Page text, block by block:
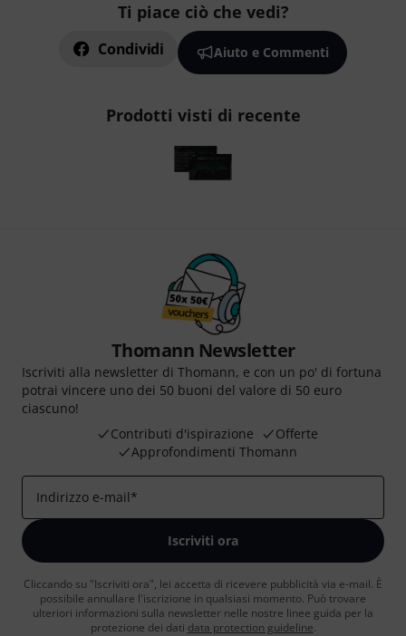
Ti piace ciò che vedi?
Condividi Aiuto e Commenti
Prodotti visti di recente
Thomann Newsletter
Iscriviti alla newsletter di Thomann, e con un po' di fortuna
potrai vincere uno dei 50 buoni del valore di 50 euro
ciascuno!
Contributi d'ispirazione
Offerte
Approfondimenti Thomann
Indirizzo e-mail*
Iscriviti ora
Cliccando su "Iscriviti ora", lei accetta di ricevere pubblicità via e-mail. È
possibile annullare l'iscrizione in qualsiasi momento. Può trovare
ulteriori informazioni sulla newsletter nelle nostre linee guida per la
protezione dei dati data protection guideline.